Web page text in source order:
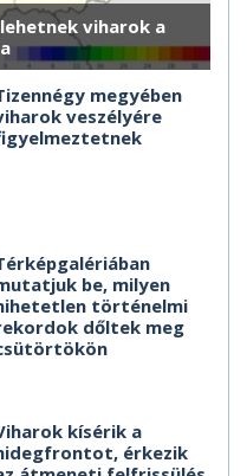
viharok a
megyében
veszélyére
be, milyen
történelmi
dőltek meg
kísérik a
érkezik